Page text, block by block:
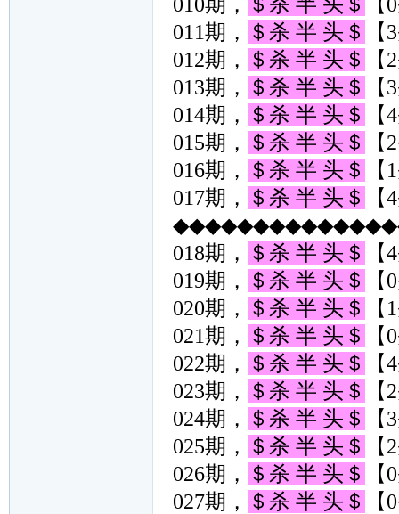
011期，
＄杀 半 头＄
012期，
＄杀 半 头＄
013期，
＄杀 半 头＄
014期，
＄杀 半 头＄
015期，
＄杀 半 头＄
016期，
＄杀 半 头＄
017期，
＄杀 半 头＄
018期，
＄杀 半 头＄
019期，
＄杀 半 头＄
020期，
＄杀 半 头＄
021期，
＄杀 半 头＄
022期，
＄杀 半 头＄
023期，
＄杀 半 头＄
024期，
＄杀 半 头＄
025期，
＄杀 半 头＄
026期，
＄杀 半 头＄
027期，
＄杀 半 头＄